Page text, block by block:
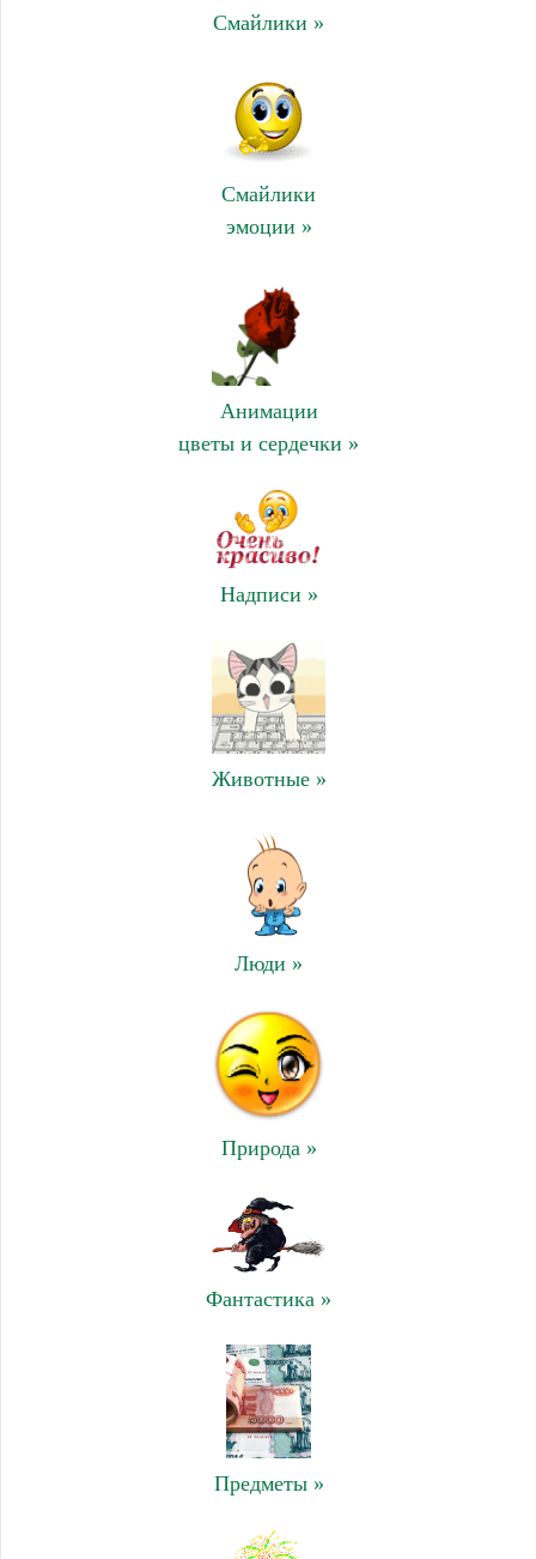
Смайлики »
Смайлики
эмоции »
Анимации
цветы и сердечки »
Надписи »
Животные »
Люди »
Природа »
Фантастика »
Предметы »